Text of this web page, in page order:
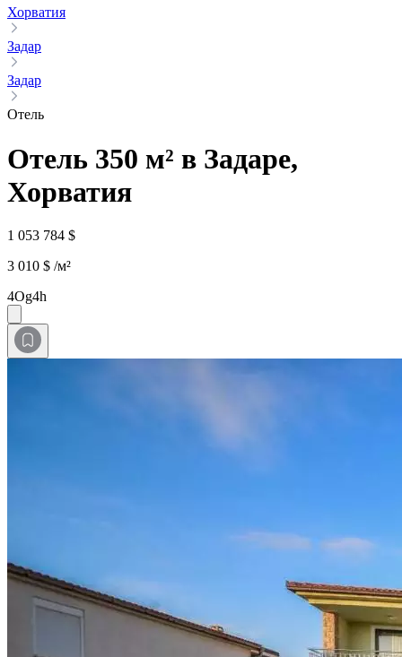
Хорватия
Задар
Задар
Отель
Отель 350 м² в Задаре,
Хорватия
1 053 784 $
3 010 $ /м²
4Og4h